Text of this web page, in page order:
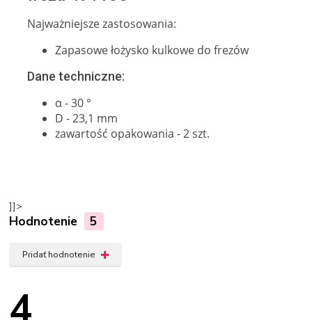
Najważniejsze zastosowania:
Zapasowe łożysko kulkowe do frezów
Dane techniczne:
α - 30 °
D - 23,1 mm
zawartość opakowania - 2 szt.
]]>
Hodnotenie 5
Pridať hodnotenie